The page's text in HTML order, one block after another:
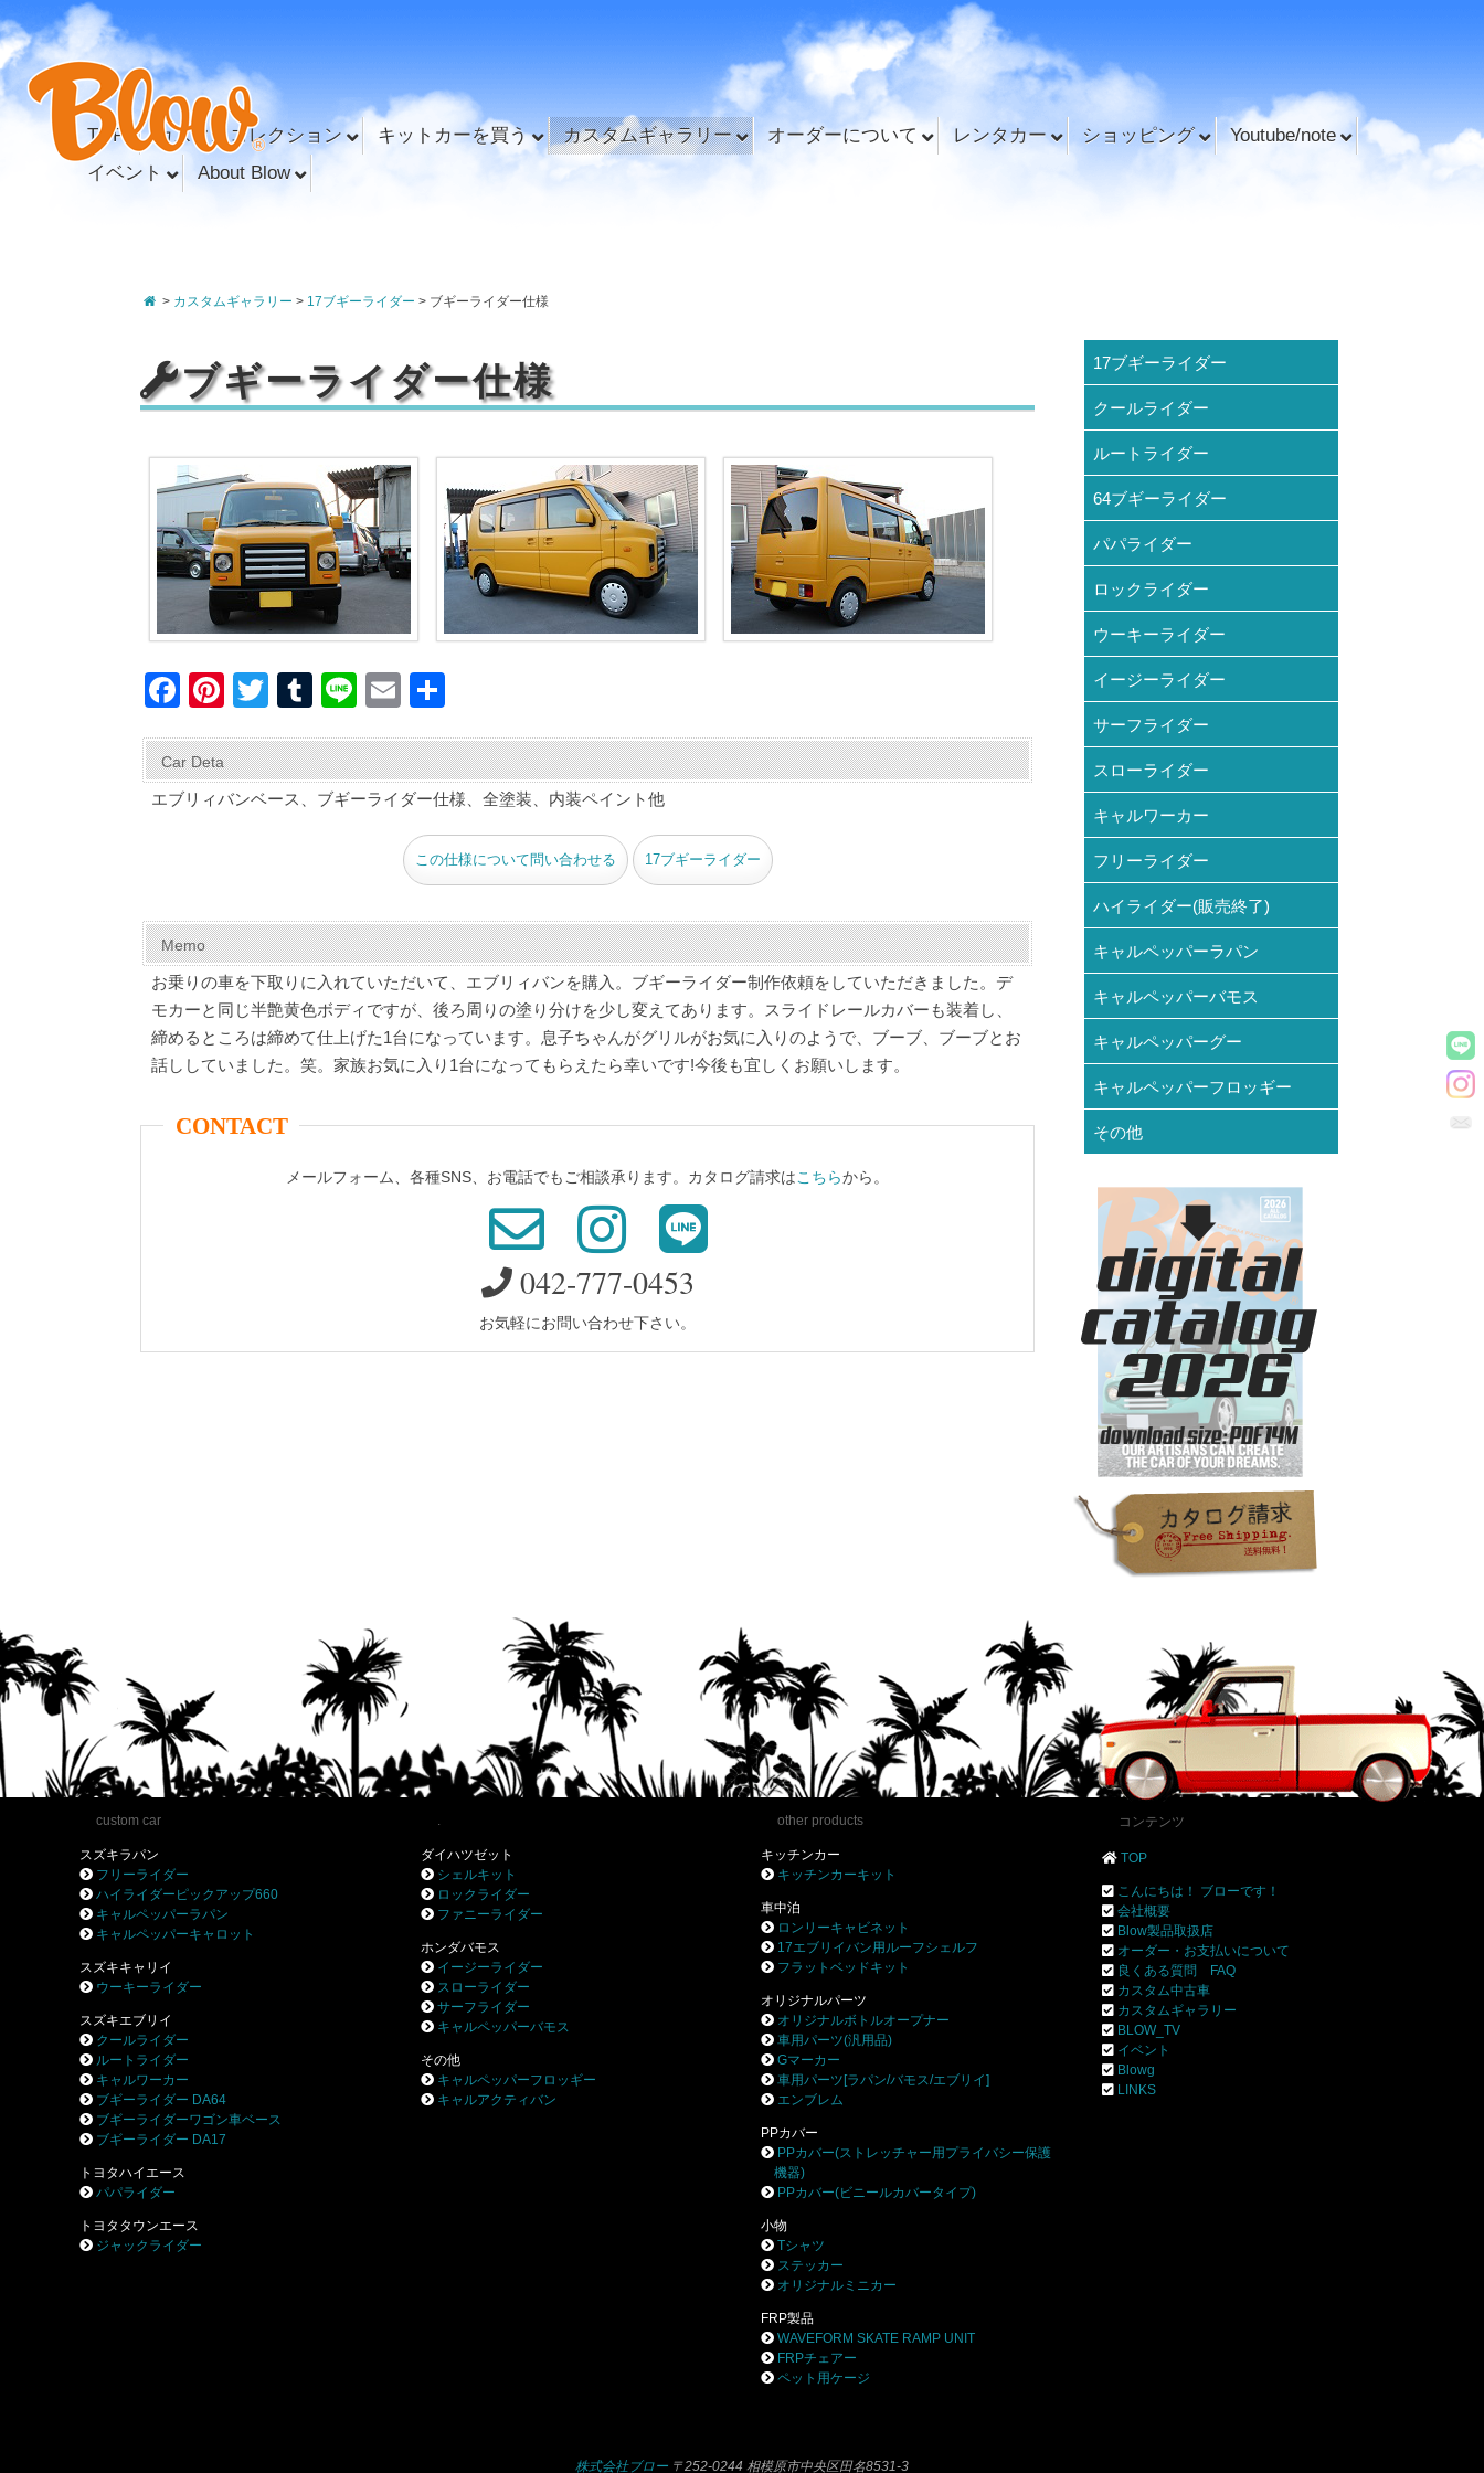
TOP カスタムコレクション キットカーを買う カスタムギャラリー オーダーについて レンタカー ショッピング
Youtube/note
イベント
About Blow
> カスタムギャラリー > 17ブギーライダー > ブギーライダー仕様
ブギーライダー仕様
F
c
e
k
Pi
er
e
T
tt
er
T
m
bl
Li
e
E
ail
Car Deta
エブリィバンベース、ブギーライダー仕様、全塗装、内装ペイント他
この仕様について問い合わせる 17ブギーライダー
Memo
お乗りの車を下取りに入れていただいて、エブリィバンを購入。ブギーライダー制作依頼をしていただきました。デ
モカーと同じ半艶黄色ボディですが、後ろ周りの塗り分けを少し変えてあります。スライドレールカバーも装着し、
締めるところは締めて仕上げた1台になっています。息子ちゃんがグリルがお気に入りのようで、ブーブ、ブーブとお
話ししていました。笑。家族お気に入り1台になってもらえたら幸いです!今後も宜しくお願いします。
CONTACT
メールフォーム、各種SNS、お電話でもご相談承ります。カタログ請求はこちらから。
042-777-0453
お気軽にお問い合わせ下さい。
17ブギーライダー
クールライダー
ルートライダー
64ブギーライダー
パパライダー
ロックライダー
ウーキーライダー
イージーライダー
サーフライダー
スローライダー
キャルワーカー
フリーライダー
ハイライダー(販売終了)
キャルペッパーラパン
キャルペッパーバモス
キャルペッパーグー
キャルペッパーフロッギー
その他
custom car
スズキラパン
フリーライダー
ハイライダーピックアップ660
キャルペッパーラパン
キャルペッパーキャロット
スズキキャリイ
ウーキーライダー
スズキエブリイ
クールライダー
ルートライダー
キャルワーカー
ブギーライダー DA64
ブギーライダーワゴン車ベース
ブギーライダー DA17
トヨタハイエース
パパライダー
トヨタタウンエース
ジャックライダー
.
ダイハツゼット
シェルキット
ロックライダー
ファニーライダー
ホンダバモス
イージーライダー
スローライダー
サーフライダー
キャルペッパーバモス
その他
キャルペッパーフロッギー
キャルアクティバン
other products
キッチンカー
キッチンカーキット
車中泊
ロンリーキャビネット
17エブリイバン用ルーフシェルフ
フラットベッドキット
オリジナルパーツ
オリジナルボトルオープナー
車用パーツ(汎用品)
Gマーカー
車用パーツ[ラパン/バモス/エブリイ]
エンブレム
PPカバー
PPカバー(ストレッチャー用プライバシー保護
機器)
PPカバー(ビニールカバータイプ)
小物
Tシャツ
ステッカー
オリジナルミニカー
FRP製品
WAVEFORM SKATE RAMP UNIT
FRPチェアー
ペット用ケージ
コンテンツ
TOP
こんにちは！ ブローです！
会社概要
Blow製品取扱店
オーダー・お支払いについて
良くある質問 FAQ
カスタム中古車
カスタムギャラリー
BLOW_TV
イベント
Blowg
LINKS
株式会社ブロー 〒252-0244 相模原市中央区田名8531-3